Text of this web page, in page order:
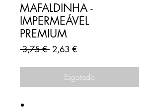
MAFALDINHA -
IMPERMEÁVEL
PREMIUM
3,75 € Preço
2,63 €Preço
Esgotado